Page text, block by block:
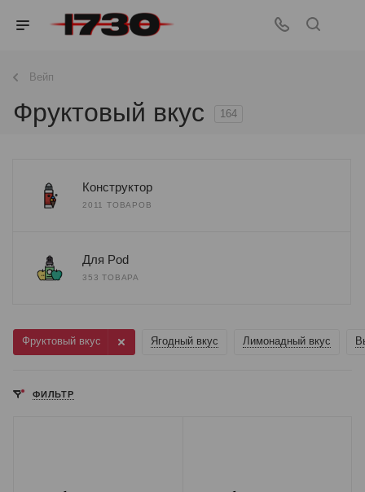
Вейп
Фруктовый вкус 164
Конструктор
2011 ТОВАРОВ
Для Pod
353 ТОВАРА
Ягодный вкус
Фруктовый вкус Лимонадный вкус
ФИЛЬТР